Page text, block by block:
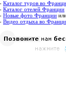
- Каталог туров во
- Каталог отелей Франции
- Новые фото Франции
- Видео отдыха во